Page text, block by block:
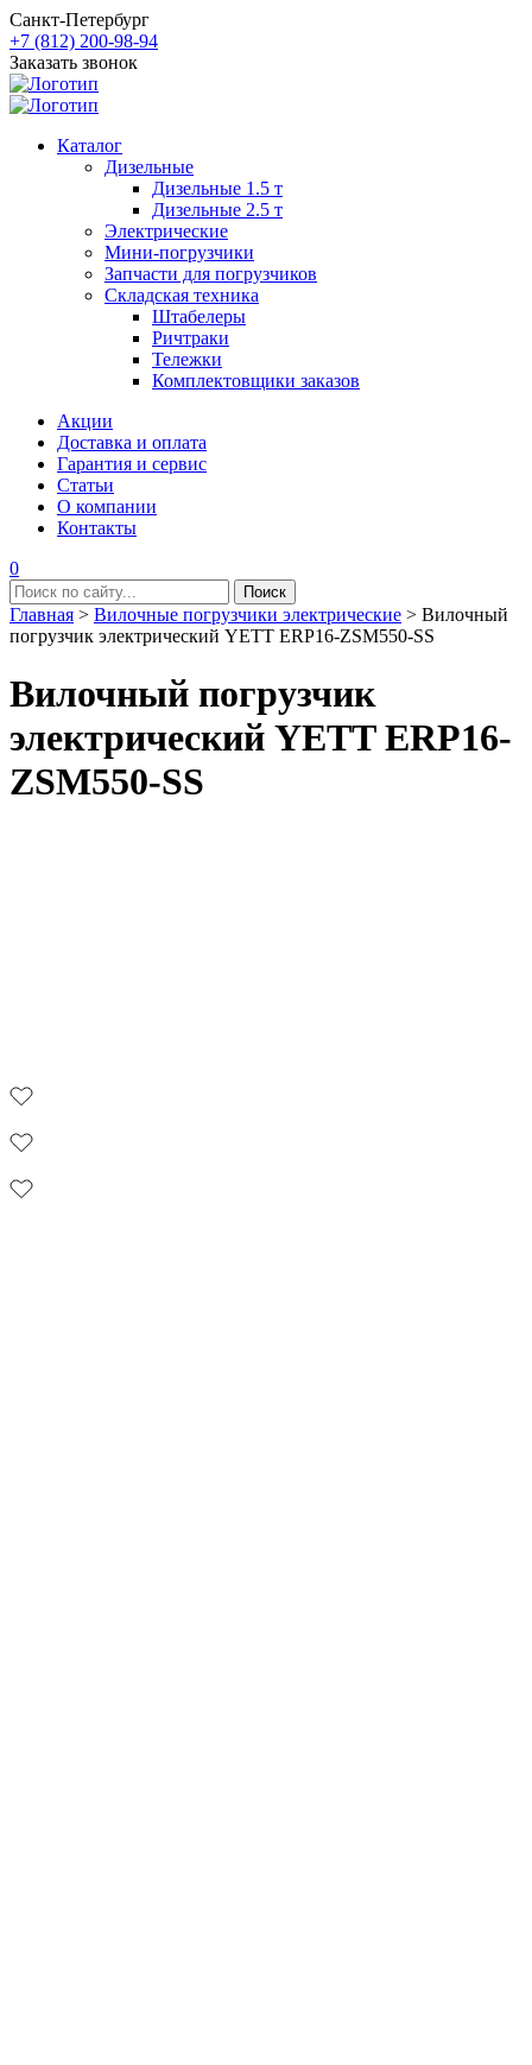
Санкт-Петербург
+7 (812) 200-98-94
Заказать звонок
Каталог
Дизельные
Дизельные 1.5 т
Дизельные 2.5 т
Электрические
Мини-погрузчики
Запчасти для погрузчиков
Складская техника
Штабелеры
Ричтраки
Тележки
Комплектовщики заказов
Акции
Доставка и оплата
Гарантия и сервис
Статьи
О компании
Контакты
0
Главная > Вилочные погрузчики электрические > Вилочный
погрузчик электрический YETT ERP16-ZSM550-SS
Вилочный погрузчик
электрический YETT ERP16-
ZSM550-SS